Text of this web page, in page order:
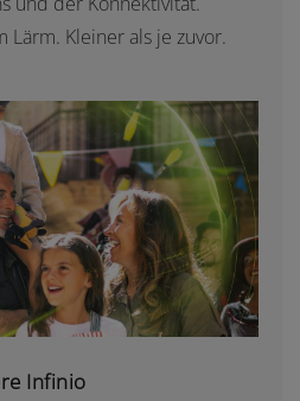
Lärm. Kleiner als je zuvor.
SPHERE INFINIO
Infinio